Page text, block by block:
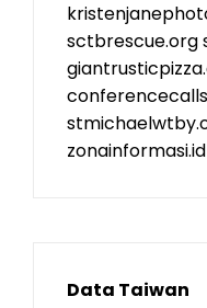
sctbrescue.org
zonainformasi.id
Data Taiwan